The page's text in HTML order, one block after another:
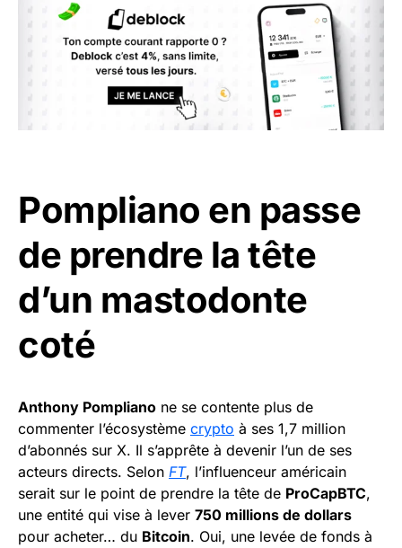
Pompliano en passe
de prendre la tête
d’un mastodonte
coté
Anthony Pompliano ne se contente plus de
commenter l’écosystème crypto à ses 1,7 million
d’abonnés sur X. Il s’apprête à devenir l’un de ses
acteurs directs. Selon FT, l’influenceur américain
serait sur le point de prendre la tête de ProCapBTC,
une entité qui vise à lever 750 millions de dollars
pour acheter… du Bitcoin. Oui, une levée de fonds à